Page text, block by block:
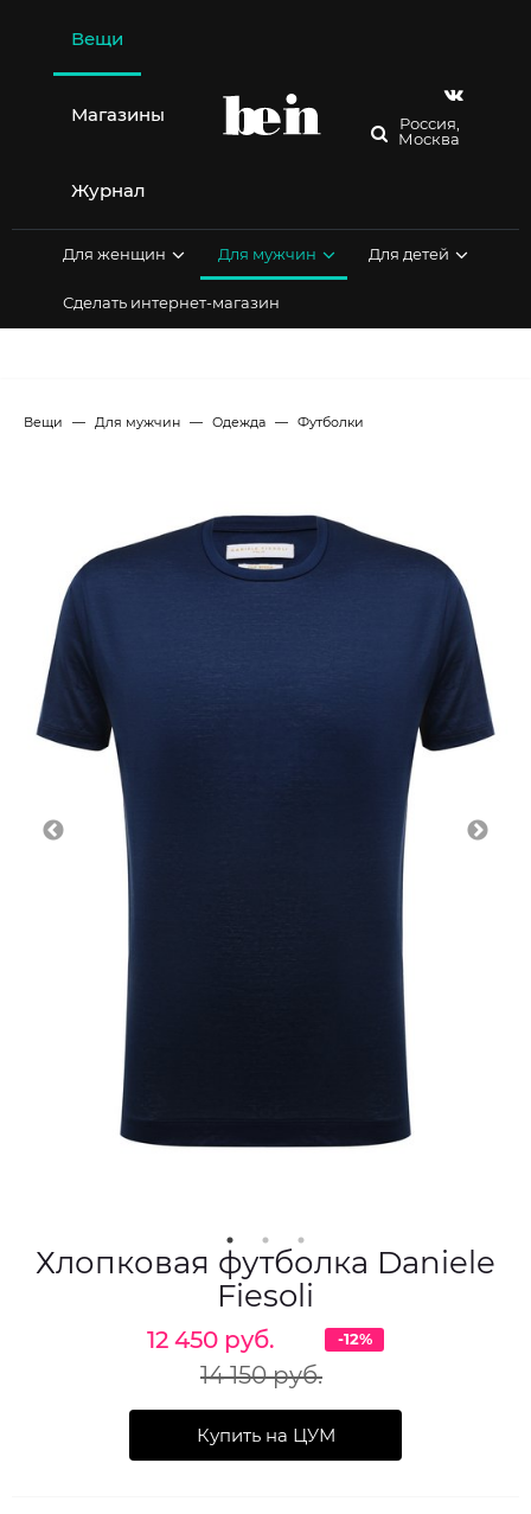
содержимому
Вещи
Магазины
Журнал
Россия,
Москва
Для женщин Для мужчин Для детей
Сделать интернет-магазин
Вещи Для мужчин Одежда Футболки
Хлопковая футболка Daniele
Fiesoli
12 450 руб.
14 150 руб.
-12%
Купить на ЦУМ